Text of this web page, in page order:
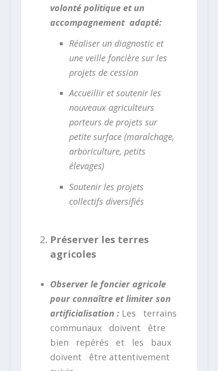
volonté politique et un
accompagnement adapté:
Réaliser un diagnostic et
une veille foncière sur les
projets de cession
Accueillir et soutenir les
nouveaux agriculteurs
porteurs de projets sur
petite surface (maraîchage,
arboriculture, petits
élevages)
Soutenir les projets
collectifs diversifiés
Préserver les terres
agricoles
Observer le foncier agricole
pour connaître et limiter son
artificialisation : Les terrains
communaux doivent être
bien repérés et les baux
doivent être attentivement